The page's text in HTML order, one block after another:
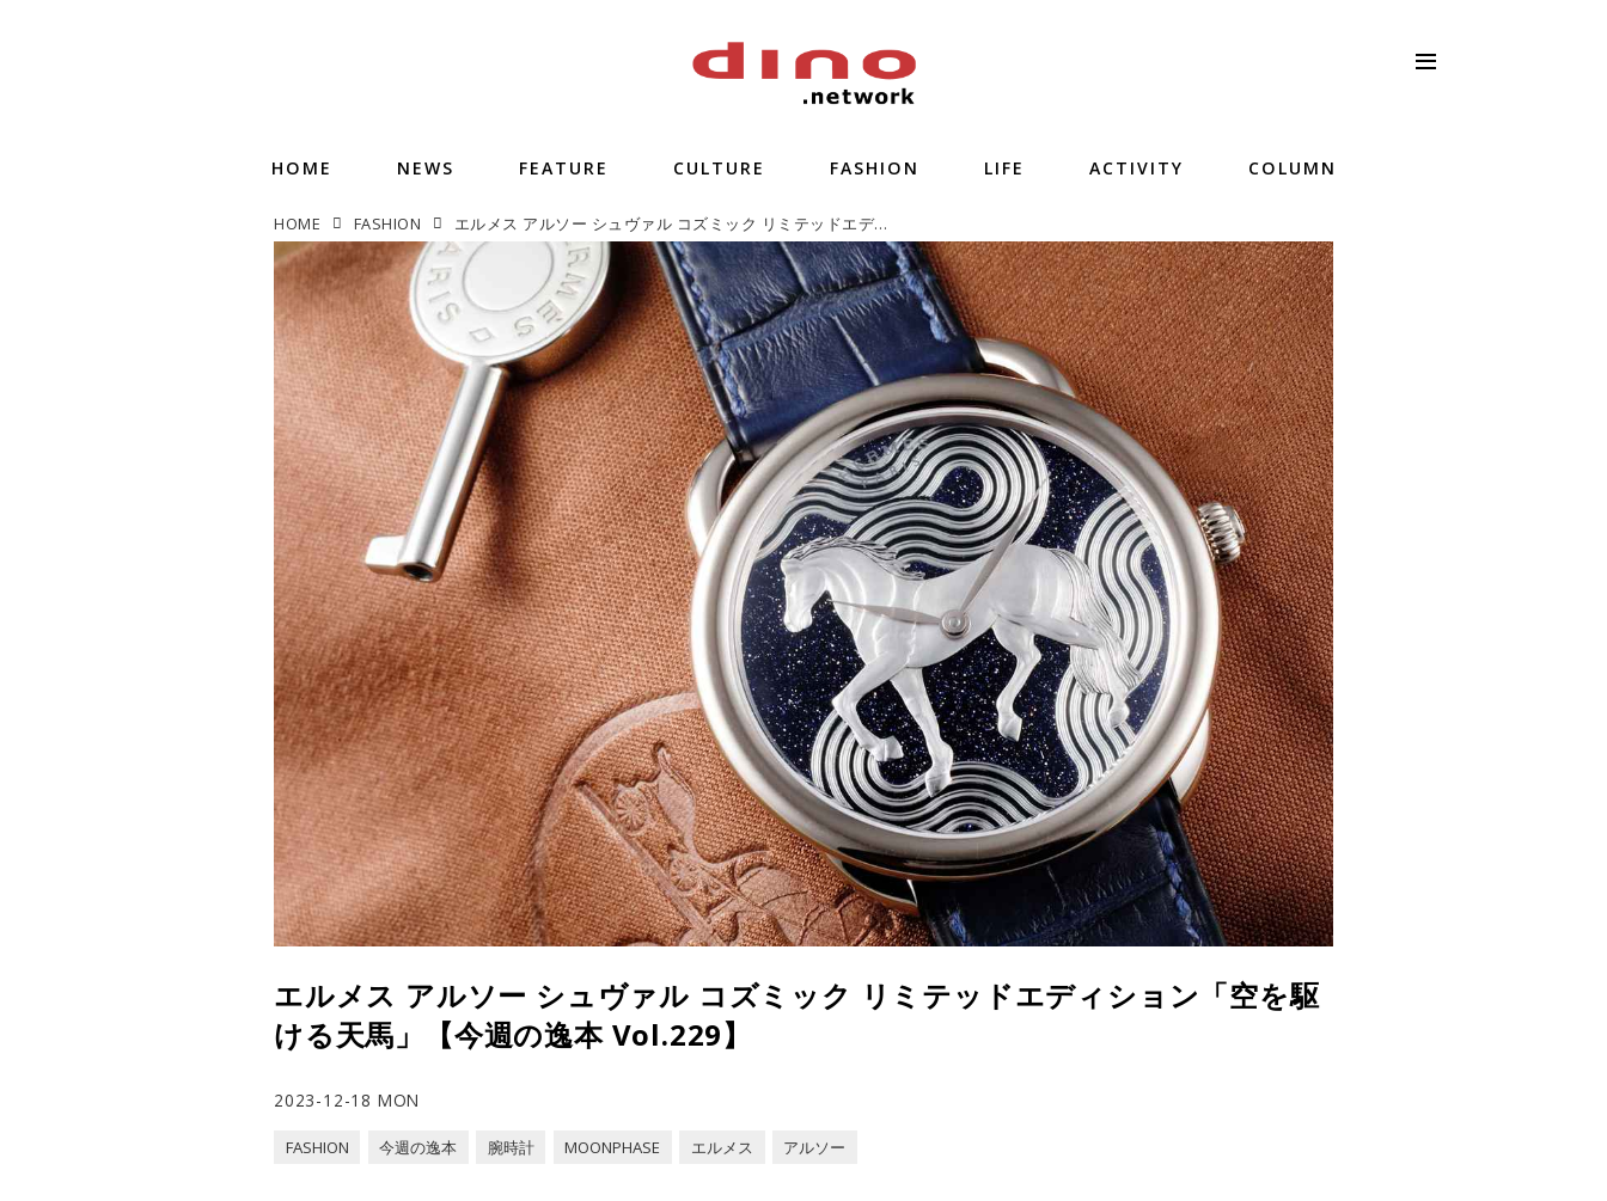
HOME NEWS FEATURE CULTURE FASHION LIFE ACTIVITY COLUMN
HOME FASHION エルメス アルソー シュヴァル コズミック リミテッドエディション「空を駆ける天馬」【今週の逸本 Vol.229】
エルメス アルソー シュヴァル コズミック リミテッドエディション「空を駆
ける天馬」【今週の逸本 Vol.229】
2023-12-18 MON
FASHION 今週の逸本 腕時計 MOONPHASE エルメス アルソー